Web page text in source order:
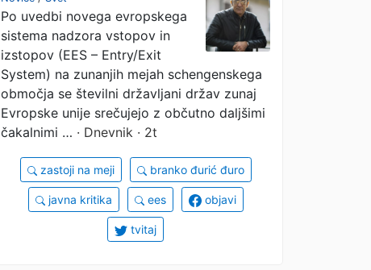
milo rečeno«
Po uvedbi novega evropskega
sistema nadzora vstopov in
izstopov (EES – Entry/Exit
System) na zunanjih mejah schengenskega
območja se številni državljani držav zunaj
Evropske unije srečujejo z občutno daljšimi
čakalnimi … · Dnevnik · 2t
zastoji na meji branko đurić đuro
javna kritika ees objavi
tvitaj